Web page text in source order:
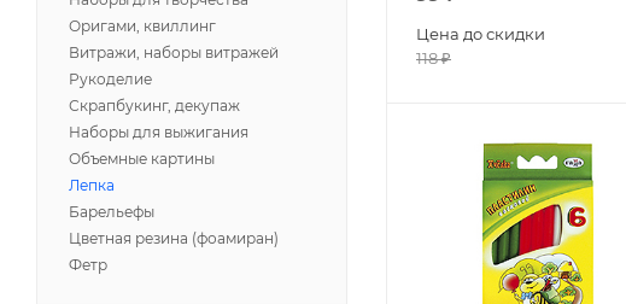
Цена до скидки
118₽
Оригами, квиллинг
Витражи, наборы витражей
Рукоделие
Скрапбукинг, декупаж
Наборы для выжигания
Объемные картины
Лепка
Барельефы
Цветная резина (фоамиран)
Фетр